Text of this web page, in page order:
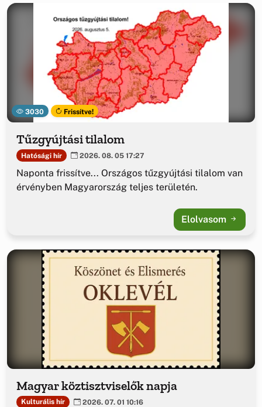
3030 Frissítve!
Tűzgyújtási tilalom
Hatósági hír 2026. 08. 05 17:27
Naponta frissítve... Országos tűzgyújtási tilalom van
érvényben Magyarország teljes területén.
Elolvasom
Magyar köztisztviselők napja
Kulturális hír 2026. 07. 01 10:16